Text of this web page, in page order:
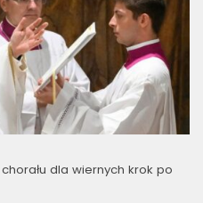
dla wiernych krok po